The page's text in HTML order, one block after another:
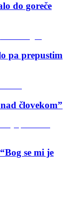
do goreče
pa prepustim
človekom”
se mi je